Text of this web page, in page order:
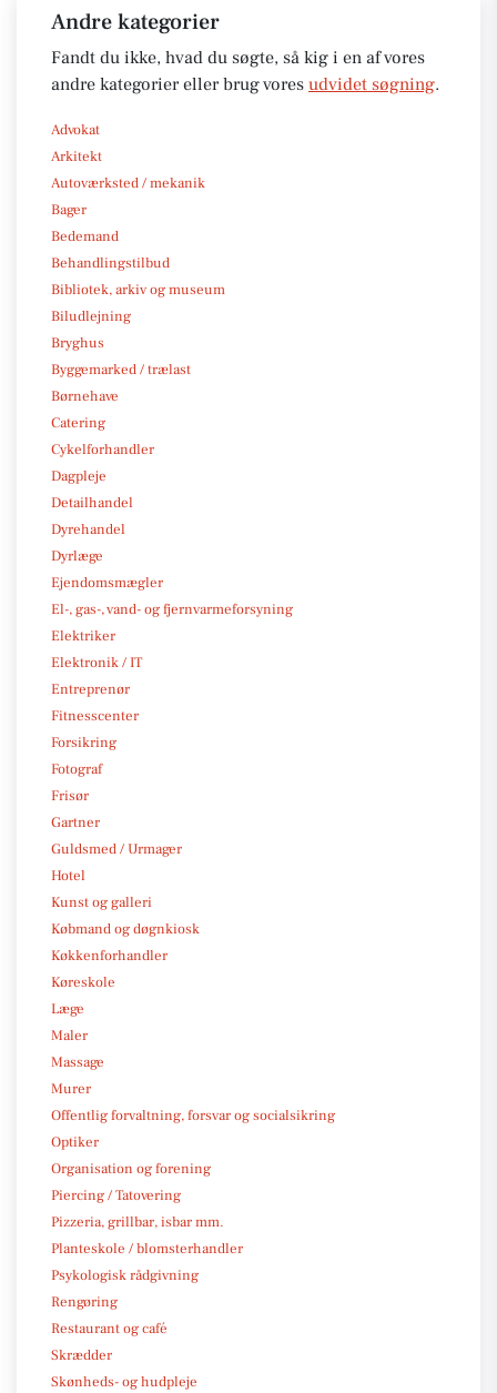
Andre kategorier
Fandt du ikke, hvad du søgte, så kig i en af vores
andre kategorier eller brug vores udvidet søgning.
Advokat
Arkitekt
Autoværksted / mekanik
Bager
Bedemand
Behandlingstilbud
Bibliotek, arkiv og museum
Biludlejning
Bryghus
Byggemarked / trælast
Børnehave
Catering
Cykelforhandler
Dagpleje
Detailhandel
Dyrehandel
Dyrlæge
Ejendomsmægler
El-, gas-, vand- og fjernvarmeforsyning
Elektriker
Elektronik / IT
Entreprenør
Fitnesscenter
Forsikring
Fotograf
Frisør
Gartner
Guldsmed / Urmager
Hotel
Kunst og galleri
Købmand og døgnkiosk
Køkkenforhandler
Køreskole
Læge
Maler
Massage
Murer
Offentlig forvaltning, forsvar og socialsikring
Optiker
Organisation og forening
Piercing / Tatovering
Pizzeria, grillbar, isbar mm.
Planteskole / blomsterhandler
Psykologisk rådgivning
Rengøring
Restaurant og café
Skrædder
Skønheds- og hudpleje